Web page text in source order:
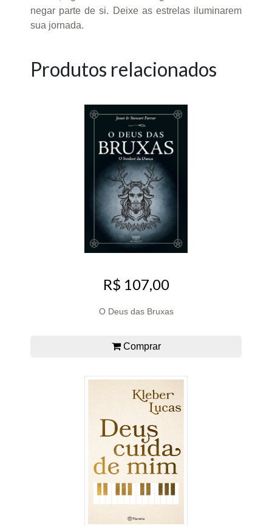
negar parte de si. Deixe as estrelas iluminarem
sua jornada.
Produtos relacionados
R$ 107,00
O Deus das Bruxas
Comprar